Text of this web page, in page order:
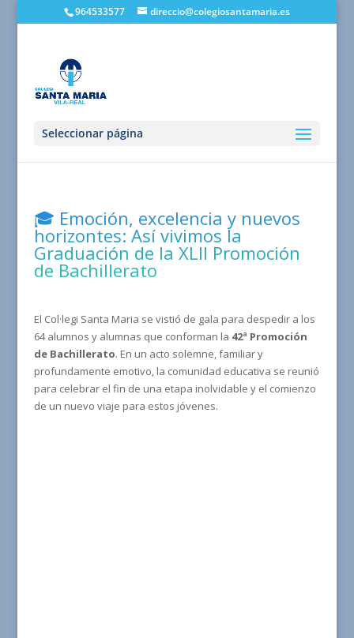
964533577 direccio@colegiosantamaria.es
Seleccionar página
🎓 Emoción, excelencia y nuevos
horizontes: Así vivimos la
Graduación de la XLII Promoción
de Bachillerato
El Col·legi Santa Maria se vistió de gala para despedir a los
64 alumnos y alumnas que conforman la 42ª Promoción
de Bachillerato. En un acto solemne, familiar y
profundamente emotivo, la comunidad educativa se reunió
para celebrar el fin de una etapa inolvidable y el comienzo
de un nuevo viaje para estos jóvenes.